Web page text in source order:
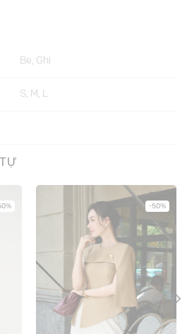
Be, Ghi
S, M, L
-50%